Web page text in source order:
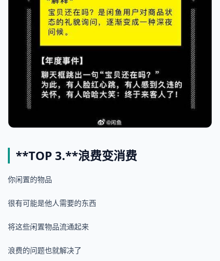
**TOP 3.**浪费变消费
你闲置的物品
很有可能是他人需要的东西
将这些闲置物品流通起来
浪费的问题也就解决了